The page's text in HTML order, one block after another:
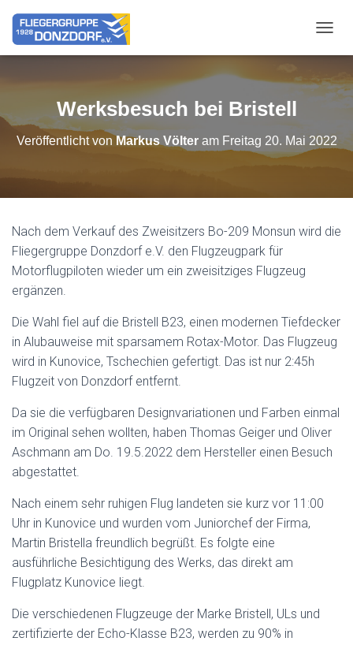
Werksbesuch bei Bristell
Veröffentlicht von Markus Völteram Freitag 20. Mai 2022
Nach dem Verkauf des Zweisitzers Bo-209 Monsun wird die
Fliegergruppe Donzdorf e.V. den Flugzeugpark für
Motorflugpiloten wieder um ein zweisitziges Flugzeug
ergänzen.
Die Wahl fiel auf die Bristell B23, einen modernen Tiefdecker
in Alubauweise mit sparsamem Rotax-Motor. Das Flugzeug
wird in Kunovice, Tschechien gefertigt. Das ist nur 2:45h
Flugzeit von Donzdorf entfernt.
Da sie die verfügbaren Designvariationen und Farben einmal
im Original sehen wollten, haben Thomas Geiger und Oliver
Aschmann am Do. 19.5.2022 dem Hersteller einen Besuch
abgestattet.
Nach einem sehr ruhigen Flug landeten sie kurz vor 11:00
Uhr in Kunovice und wurden vom Juniorchef der Firma,
Martin Bristella freundlich begrüßt. Es folgte eine
ausführliche Besichtigung des Werks, das direkt am
Flugplatz Kunovice liegt.
Die verschiedenen Flugzeuge der Marke Bristell, ULs und
zertifizierte der Echo-Klasse B23, werden zu 90% in